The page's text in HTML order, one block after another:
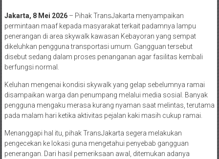
Jakarta, 8 Mei 2026– Pihak TransJakarta menyampaikan
permintaan maaf kepada masyarakat terkait padamnya lampu
penerangan di area skywalk kawasan Kebayoran yang sempat
dikeluhkan pengguna transportasi umum. Gangguan tersebut
disebut sedang dalam proses penanganan agar fasilitas kembali
berfungsi normal.
Keluhan mengenai kondisi skywalk yang gelap sebelumnya ramai
disampaikan warga dan penumpang melalui media sosial. Banyak
pengguna mengaku merasa kurang nyaman saat melintas, terutama
pada malam hari ketika aktivitas pejalan kaki masih cukup ramai.
Menanggapi hal itu, pihak TransJakarta segera melakukan
pengecekan ke lokasi guna mengetahui penyebab gangguan
penerangan. Dari hasil pemeriksaan awal, ditemukan adanya